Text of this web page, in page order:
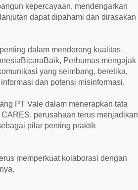
kepercayaan, mendengarkan
dapat dipahami dan dirasakan
dalam mendorong kualitas
Perhumas mengajak
yang seimbang, beretika,
dan potensi misinformasi.
PT Vale dalam menerapkan tata
perusahaan terus menjadikan
pilar penting praktik
memperkuat kolaborasi dengan